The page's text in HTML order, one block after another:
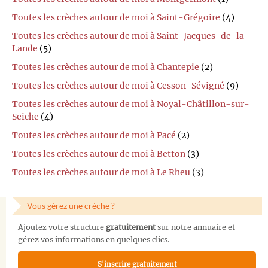
Toutes les crèches autour de moi à Saint-Grégoire (4)
Toutes les crèches autour de moi à Saint-Jacques-de-la-
Lande (5)
Toutes les crèches autour de moi à Chantepie (2)
Toutes les crèches autour de moi à Cesson-Sévigné (9)
Toutes les crèches autour de moi à Noyal-Châtillon-sur-
Seiche (4)
Toutes les crèches autour de moi à Pacé (2)
Toutes les crèches autour de moi à Betton (3)
Toutes les crèches autour de moi à Le Rheu (3)
Vous gérez une crèche ?
Ajoutez votre structure gratuitementsur notre annuaire et
gérez vos informations en quelques clics.
S'inscrire gratuitement